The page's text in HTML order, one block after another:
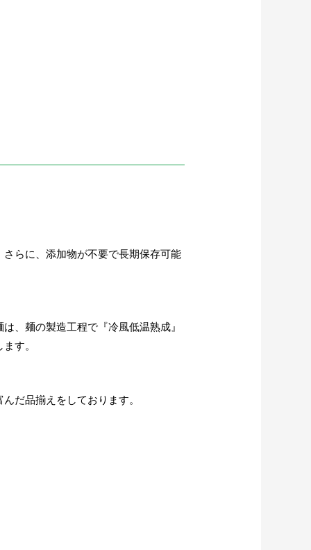
らに、添加物が不要で長期保存可能
、麺の製造工程で『冷風低温熟成』
す。
だ品揃えをしております。